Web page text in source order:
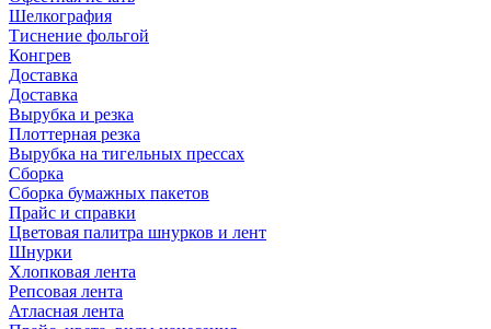
Шелкография
Тиснение фольгой
Конгрев
Доставка
Доставка
Вырубка и резка
Плоттерная резка
Вырубка на тигельных прессах
Сборка
Сборка бумажных пакетов
Прайс и справки
Цветовая палитра шнурков и лент
Шнурки
Хлопковая лента
Репсовая лента
Атласная лента